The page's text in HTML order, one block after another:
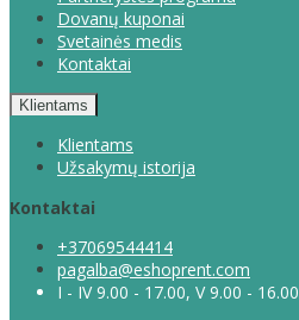
Dovanų kuponai
Svetainės medis
Kontaktai
Klientams
Klientams
Užsakymų istorija
Kontaktai
+37069544414
pagalba@eshoprent.com
I - IV 9.00 - 17.00, V 9.00 - 16.00